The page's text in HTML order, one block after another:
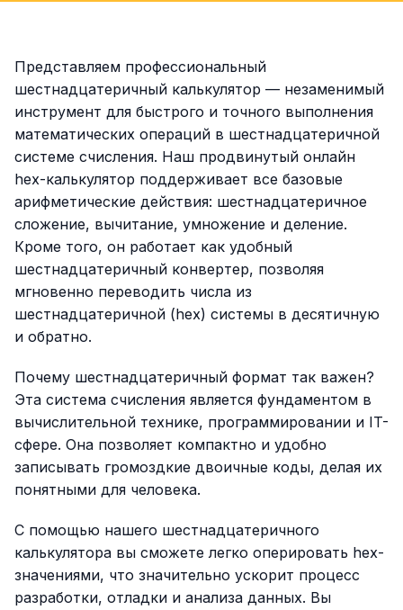
Представляем профессиональный
шестнадцатеричный калькулятор — незаменимый
инструмент для быстрого и точного выполнения
математических операций в шестнадцатеричной
системе счисления. Наш продвинутый онлайн
hex-калькулятор поддерживает все базовые
арифметические действия: шестнадцатеричное
сложение, вычитание, умножение и деление.
Кроме того, он работает как удобный
шестнадцатеричный конвертер, позволяя
мгновенно переводить числа из
шестнадцатеричной (hex) системы в десятичную
и обратно.
Почему шестнадцатеричный формат так важен?
Эта система счисления является фундаментом в
вычислительной технике, программировании и IT-
сфере. Она позволяет компактно и удобно
записывать громоздкие двоичные коды, делая их
понятными для человека.
С помощью нашего шестнадцатеричного
калькулятора вы сможете легко оперировать hex-
значениями, что значительно ускорит процесс
разработки, отладки и анализа данных. Вы